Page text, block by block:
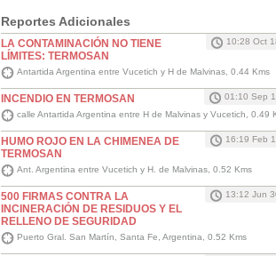
Reportes Adicionales
LA CONTAMINACIÓN NO TIENE
LÍMITES: TERMOSAN
10:28 Oct
Antartida Argentina entre Vucetich y H de Malvinas, 0.44 Kms
INCENDIO EN TERMOSAN
01:10 Sep
calle Antartida Argentina entre H de Malvinas y Vucetich, 0.49
HUMO ROJO EN LA CHIMENEA DE
TERMOSAN
16:19 Feb
Ant. Argentina entre Vucetich y H. de Malvinas, 0.52 Kms
500 FIRMAS CONTRA LA
INCINERACIÓN DE RESIDUOS Y EL
RELLENO DE SEGURIDAD
13:12 Jun
Puerto Gral. San Martín, Santa Fe, Argentina, 0.52 Kms